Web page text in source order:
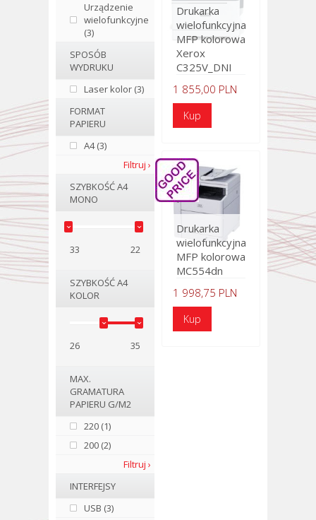
Urządzenie
wielofunkcyjne
(3)
SPOSÓB
WYDRUKU
Laser kolor (3)
FORMAT
PAPIERU
A4 (3)
Filtruj ›
SZYBKOŚĆ A4
MONO
33 22
SZYBKOŚĆ A4
KOLOR
26 35
MAX.
GRAMATURA
PAPIERU G/M2
220 (1)
200 (2)
Filtruj ›
INTERFEJSY
USB (3)
Drukarka
wielofunkcyjna
MFP kolorowa
Xerox
C325V_DNI
1 855,00 PLN
Drukarka
wielofunkcyjna
MFP kolorowa
MC554dn
1 998,75 PLN